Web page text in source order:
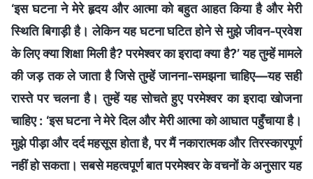
‘इस घटना ने मेरे हृदय और आत्मा को बहुत आहत किया है और मेरी
स्थिति बिगाड़ी है। लेकिन यह घटना घटित होने से मुझे जीवन-प्रवेश
के लिए क्या शिक्षा मिली है? परमेश्वर का इरादा क्या है?’ यह तुम्हें मामले
की जड़ तक ले जाता है जिसे तुम्हें जानना-समझना चाहिए—यह सही
रास्ते पर चलना है। तुम्हें यह सोचते हुए परमेश्वर का इरादा खोजना
चाहिए : ‘इस घटना ने मेरे दिल और मेरी आत्मा को आघात पहुँचाया है।
मुझे पीड़ा और दर्द महसूस होता है, पर मैं नकारात्मक और तिरस्कारपूर्ण
नहीं हो सकता। सबसे महत्वपूर्ण बात परमेश्वर के वचनों के अनुसार यह